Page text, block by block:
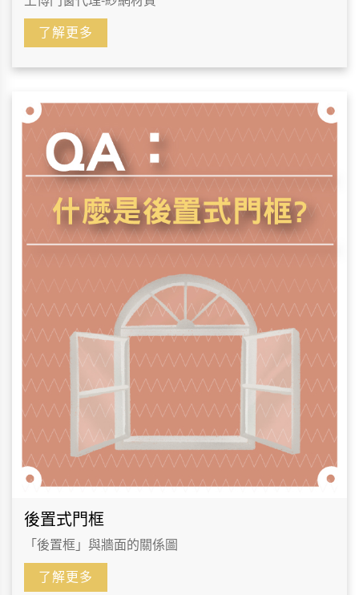
了解更多
後置式門框
「後置框」與牆面的關係圖
了解更多